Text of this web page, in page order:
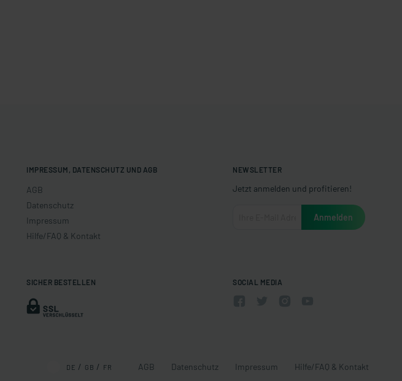
IMPRESSUM, DATENSCHUTZ UND AGB
AGB
Datenschutz
Impressum
Hilfe/FAQ & Kontakt
NEWSLETTER
Jetzt anmelden und profitieren!
SICHER BESTELLEN SOCIAL MEDIA
DE GB FR AGB Datenschutz Impressum Hilfe/FAQ & Kontakt